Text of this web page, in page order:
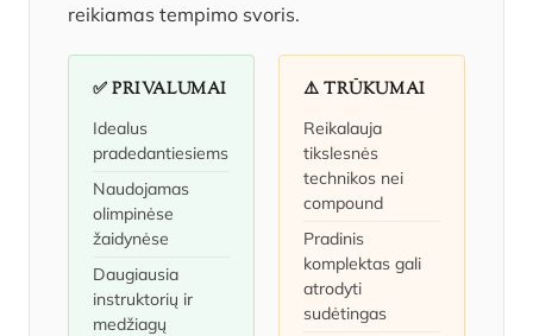
reikiamas tempimo svoris.
✅ PRIVALUMAI
Idealus
pradedantiesiems
Naudojamas
olimpinėse
žaidynėse
Daugiausia
instruktorių ir
medžiagų
⚠️ TRŪKUMAI
Reikalauja
tikslesnės
technikos nei
compound
Pradinis
komplektas gali
atrodyti
sudėtingas